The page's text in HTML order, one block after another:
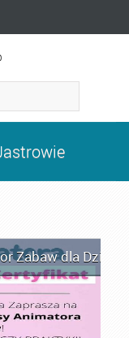
Zabaw dla Dzieci